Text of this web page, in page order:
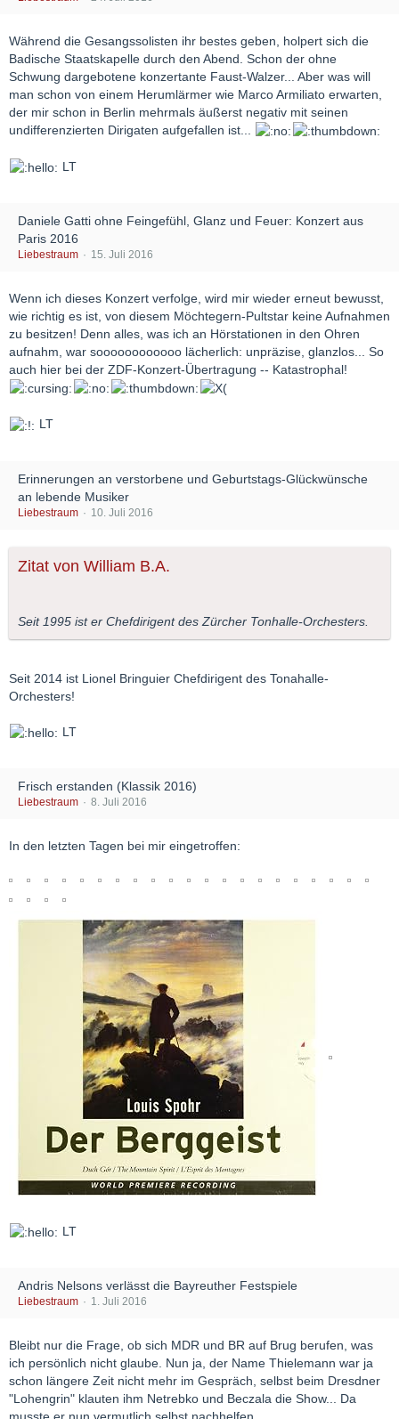
Während die Gesangssolisten ihr bestes geben, holpert sich die
Badische Staatskapelle durch den Abend. Schon der ohne
Schwung dargebotene konzertante Faust-Walzer... Aber was will
man schon von einem Herumlärmer wie Marco Armiliato erwarten,
der mir schon in Berlin mehrmals äußerst negativ mit seinen
undifferenzierten Dirigaten aufgefallen ist...
LT
Daniele Gatti ohne Feingefühl, Glanz und Feuer: Konzert aus
Paris 2016
Liebestraum 15. Juli 2016
Wenn ich dieses Konzert verfolge, wird mir wieder erneut bewusst,
wie richtig es ist, von diesem Möchtegern-Pultstar keine Aufnahmen
zu besitzen! Denn alles, was ich an Hörstationen in den Ohren
aufnahm, war soooooooooooo lächerlich: unpräzise, glanzlos... So
auch hier bei der ZDF-Konzert-Übertragung -- Katastrophal!
LT
Erinnerungen an verstorbene und Geburtstags-Glückwünsche
an lebende Musiker
Liebestraum 10. Juli 2016
Zitat von William B.A.
Seit 1995 ist er Chefdirigent des Zürcher Tonhalle-Orchesters.
Seit 2014 ist Lionel Bringuier Chefdirigent des Tonahalle-
Orchesters!
LT
Frisch erstanden (Klassik 2016)
Liebestraum 8. Juli 2016
In den letzten Tagen bei mir eingetroffen:
LT
Andris Nelsons verlässt die Bayreuther Festspiele
Liebestraum 1. Juli 2016
Bleibt nur die Frage, ob sich MDR und BR auf Brug berufen, was
ich persönlich nicht glaube. Nun ja, der Name Thielemann war ja
schon längere Zeit nicht mehr im Gespräch, selbst beim Dresdner
"Lohengrin" klauten ihm Netrebko und Beczala die Show... Da